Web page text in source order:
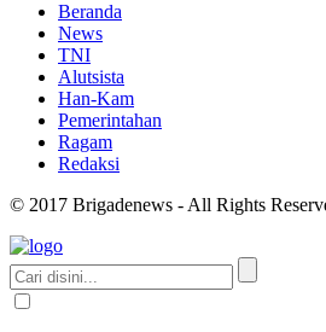
Beranda
News
TNI
Alutsista
Han-Kam
Pemerintahan
Ragam
Redaksi
© 2017 Brigadenews - All Rights